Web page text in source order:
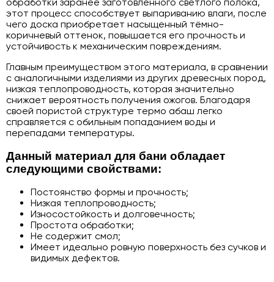
этот процесс способствует выпариванию влаги, после
чего доска приобретает насыщенный тёмно-
коричневый оттенок, повышается его прочность и
устойчивость к механическим повреждениям.
Главным преимуществом этого материала, в сравнении
с аналогичными изделиями из других древесных пород,
низкая теплопроводность, которая значительно
снижает вероятность получения ожогов. Благодаря
своей пористой структуре термо абаш легко
справляется с обильным попаданием воды и
перепадами температуры.
Данный материал для бани обладает
следующими свойствами:
Постоянство формы и прочность;
Низкая теплопроводность;
Износостойкость и долговечность;
Простота обработки;
Не содержит смол;
Имеет идеально ровную поверхность без сучков и
видимых дефектов.